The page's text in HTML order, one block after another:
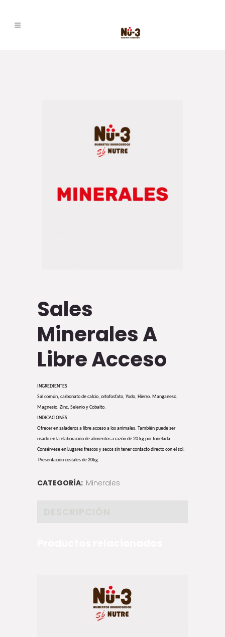
Sales
Minerales A
Libre Acceso
INGREDIENTES
Sal común, carbonato de calcio, ortofosfato, Yodo, Hierro. Manganeso,
Magnesio. Zinc, Selenio y Cobalto.
INDICACIONES
Ofrecer en saladeros a libre acceso a los animales. También puede ser
usado en la elaboración de alimentos a razón de 20 kg por tonelada.
Consérvese en Lugares frescos y secos sin tener contacto directo con el sol.
Presentación costales de 20kg.
CATEGORÍA: Minerales